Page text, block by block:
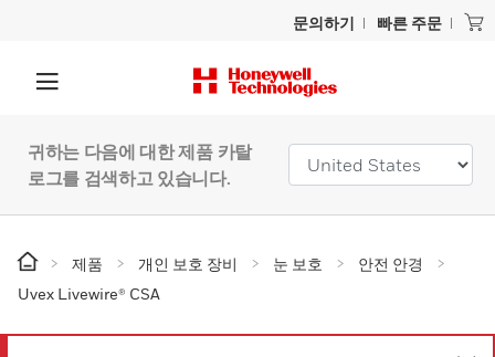
문의하기 빠른 주문
귀하는 다음에 대한 제품 카탈
로그를 검색하고 있습니다.
제품 개인 보호 장비 눈 보호
안전 안경
Uvex Livewire® CSA